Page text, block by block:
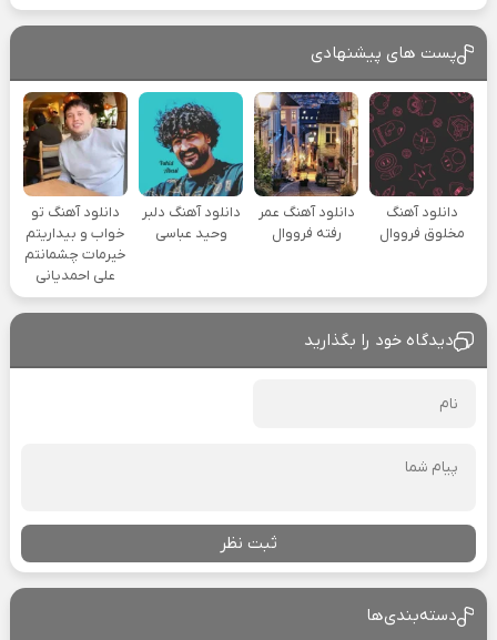
پست های پیشنهادی
دانلود آهنگ
مخلوق فرووال
دانلود آهنگ عمر
رفته فرووال
دانلود آهنگ دلبر
وحید عباسی
دانلود آهنگ تو
خواب و بیداریتم
خیرمات چشمانتم
علی احمدیانی
دیدگاه خود را بگذارید
ثبت نظر
دسته‌بندی‌ها